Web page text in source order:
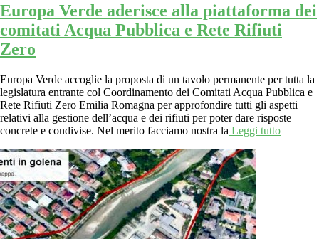
Europa Verde aderisce alla piattaforma dei
comitati Acqua Pubblica e Rete Rifiuti
Zero
Europa Verde accoglie la proposta di un tavolo permanente per tutta la
legislatura entrante col Coordinamento dei Comitati Acqua Pubblica e
Rete Rifiuti Zero Emilia Romagna per approfondire tutti gli aspetti
relativi alla gestione dell’acqua e dei rifiuti per poter dare risposte
concrete e condivise. Nel merito facciamo nostra la Leggi tutto